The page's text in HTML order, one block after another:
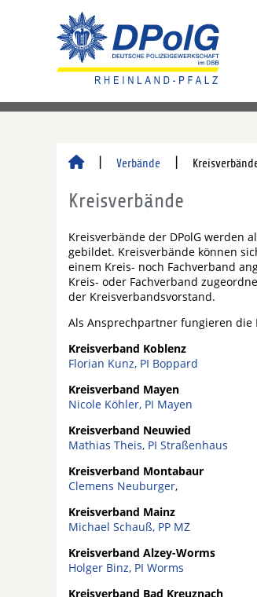
Verbände
Kreisverbände
Kreisverbände der DPolG werden
gebildet. Kreisverbände können
einem Kreis- noch Fachverband
Kreis- oder Fachverband
der Kreisverbandsvorstand.
Als Ansprechpartner fungieren die
Kreisverband Koblenz
Florian Kunz, PI Boppard
Kreisverband Mayen
Nicole Köhler, PI Mayen
Kreisverband Neuwied
Mathias Theis, PI Straßenhaus
Kreisverband Montabaur
Clemens Neuburger,
Kreisverband Mainz
Michael Schauß, PP MZ
Kreisverband Alzey-Worms
Holger Binz, PI Worms
Kreisverband Bad Kreuznach